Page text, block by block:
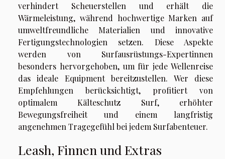
verhindert Scheuerstellen und erhält die
Wärmeleistung, während hochwertige Marken auf
umweltfreundliche Materialien und innovative
Fertigungstechnologien setzen. Diese Aspekte
werden von Surfausrüstungs-Expertinnen
besonders hervorgehoben, um für jede Wellenreise
das ideale Equipment bereitzustellen. Wer diese
Empfehlungen berücksichtigt, profitiert von
optimalem Kälteschutz Surf, erhöhter
Bewegungsfreiheit und einem langfristig
angenehmen Tragegefühl bei jedem Surfabenteuer.
Leash, Finnen und Extras